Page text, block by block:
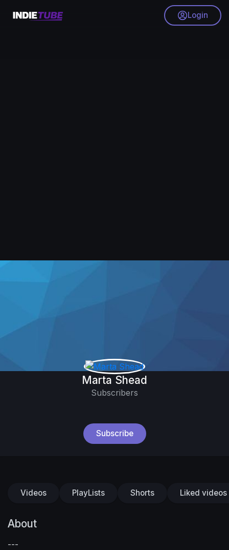
Login
Marta Shead
Subscribers
Subscribe
Videos PlayLists Shorts Liked videos
About
---